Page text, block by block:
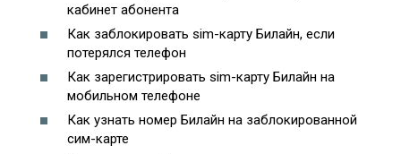
кабинет абонента
Как заблокировать sim-карту Билайн, если
потерялся телефон
Как зарегистрировать sim-карту Билайн на
мобильном телефоне
Как узнать номер Билайн на заблокированной
сим-карте